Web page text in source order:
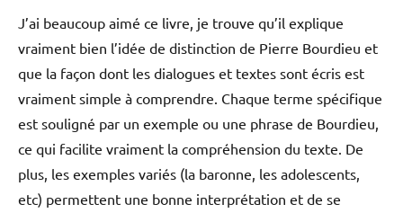
J’ai beaucoup aimé ce livre, je trouve qu’il explique
vraiment bien l’idée de distinction de Pierre Bourdieu et
que la façon dont les dialogues et textes sont écris est
vraiment simple à comprendre. Chaque terme spécifique
est souligné par un exemple ou une phrase de Bourdieu,
ce qui facilite vraiment la compréhension du texte. De
plus, les exemples variés (la baronne, les adolescents,
etc) permettent une bonne interprétation et de se